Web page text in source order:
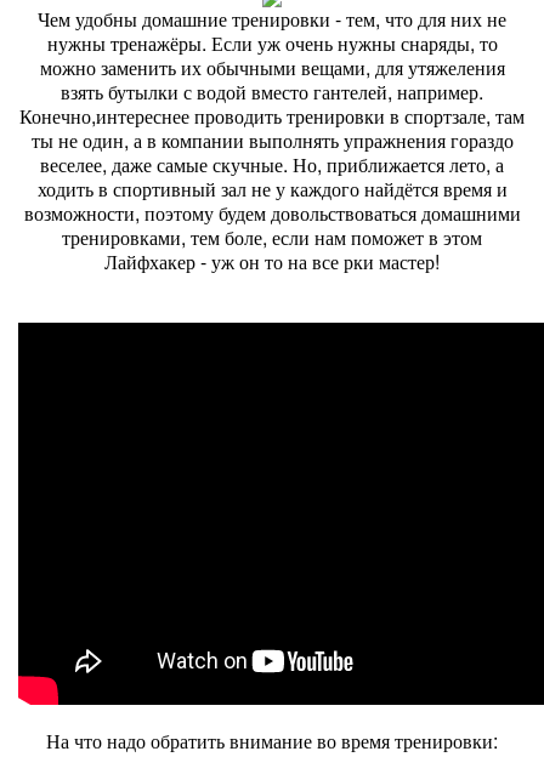
Чем удобны домашние тренировки - тем, что для них не
нужны тренажёры. Если уж очень нужны снаряды, то
можно заменить их обычными вещами, для утяжеления
взять бутылки с водой вместо гантелей, например.
Конечно,интереснее проводить тренировки в спортзале, там
ты не один, а в компании выполнять упражнения гораздо
веселее, даже самые скучные. Но, приближается лето, а
ходить в спортивный зал не у каждого найдётся время и
возможности, поэтому будем довольствоваться домашними
тренировками, тем боле, если нам поможет в этом
Лайфхакер - уж он то на все рки мастер!
На что надо обратить внимание во время тренировки: